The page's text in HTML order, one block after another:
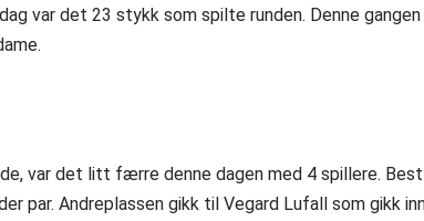
var det 23 stykk som spilte runden. Denne gangen
var det litt færre denne dagen med 4 spillere.
par. Andreplassen gikk til Vegard Lufall som gikk